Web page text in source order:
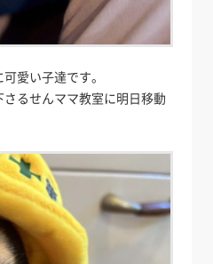
愛い子達です。
るせんママ教室に明日移動